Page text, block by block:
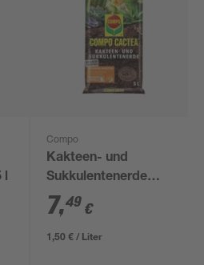
l
Compo
Kakteen- und
Sukkulentenerde
'Compo Cactea'
torffrei 5 l
7,49 €
1,50 € / Liter